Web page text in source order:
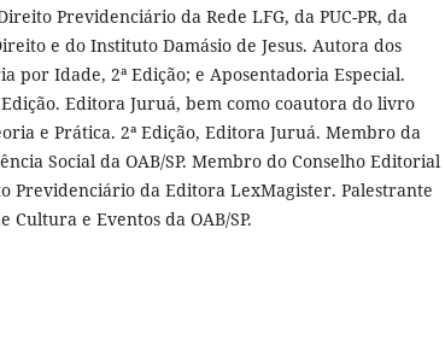
Previdenciário da Rede LFG, da PUC-PR, da
e do Instituto Damásio de Jesus. Autora dos
por Idade, 2ª Edição; e Aposentadoria Especial.
Editora Juruá, bem como coautora do livro
e Prática. 2ª Edição, Editora Juruá. Membro da
Social da OAB/SP. Membro do Conselho Editorial
Previdenciário da Editora LexMagister. Palestrante
Cultura e Eventos da OAB/SP.